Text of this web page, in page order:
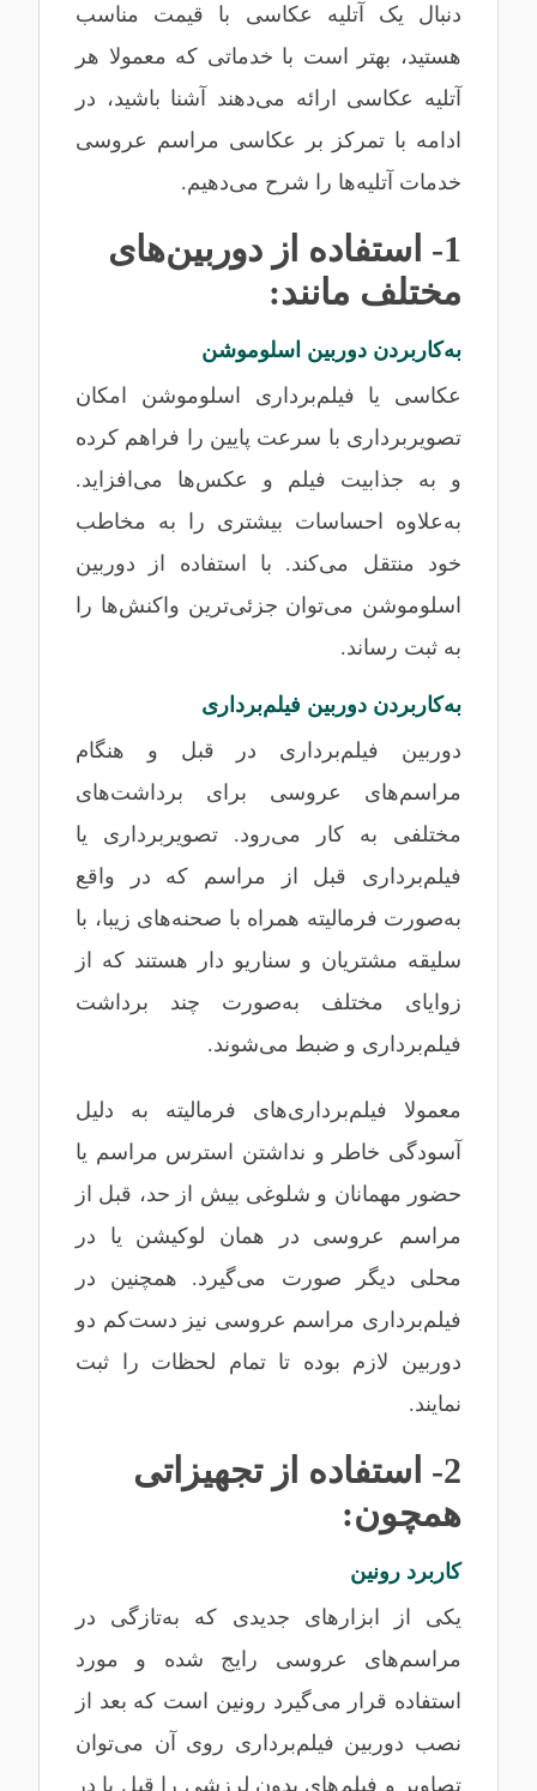
دنبال یک آتلیه عکاسی با قیمت مناسب
هستید، بهتر است با خدماتی که معمولا هر
آتلیه عکاسی ارائه می‌دهند آشنا باشید، در
ادامه با تمرکز بر عکاسی مراسم عروسی
خدمات آتلیه‌ها را شرح می‌دهیم.
1- استفاده از دوربین‌های
مختلف مانند:
به‌کاربردن دوربین اسلوموشن
عکاسی یا فیلم‌برداری اسلوموشن امکان
تصویربرداری با سرعت پایین را فراهم کرده
و به جذابیت فیلم و عکس‌ها می‌افزاید.
به‌علاوه احساسات بیشتری را به مخاطب
خود منتقل می‌کند. با استفاده از دوربین
اسلوموشن می‌توان جزئی‌ترین واکنش‌ها را
به ثبت رساند.
به‌کاربردن دوربین فیلم‌برداری
دوربین فیلم‌برداری در قبل و هنگام
مراسم‌های عروسی برای برداشت‌های
مختلفی به کار می‌رود. تصویربرداری یا
فیلم‌برداری قبل از مراسم که در واقع
به‌صورت فرمالیته همراه با صحنه‌های زیبا، با
سلیقه مشتریان و سناریو دار هستند که از
زوایای مختلف به‌صورت چند برداشت
فیلم‌برداری و ضبط می‌شوند.
معمولا فیلم‌برداری‌های فرمالیته به دلیل
آسودگی خاطر و نداشتن استرس مراسم یا
حضور مهمانان و شلوغی بیش از حد، قبل از
مراسم عروسی در همان لوکیشن یا در
محلی دیگر صورت می‌گیرد. همچنین در
فیلم‌برداری مراسم عروسی نیز دست‌کم دو
دوربین لازم بوده تا تمام لحظات را ثبت
نمایند.
2- استفاده از تجهیزاتی
همچون:
کاربرد رونین
یکی از ابزارهای جدیدی که به‌تازگی در
مراسم‌های عروسی رایج شده و مورد
استفاده قرار می‌گیرد رونین است که بعد از
نصب دوربین فیلم‌برداری روی آن می‌توان
تصاویر و فیلم‌های بدون لرزشی را قبل یا در